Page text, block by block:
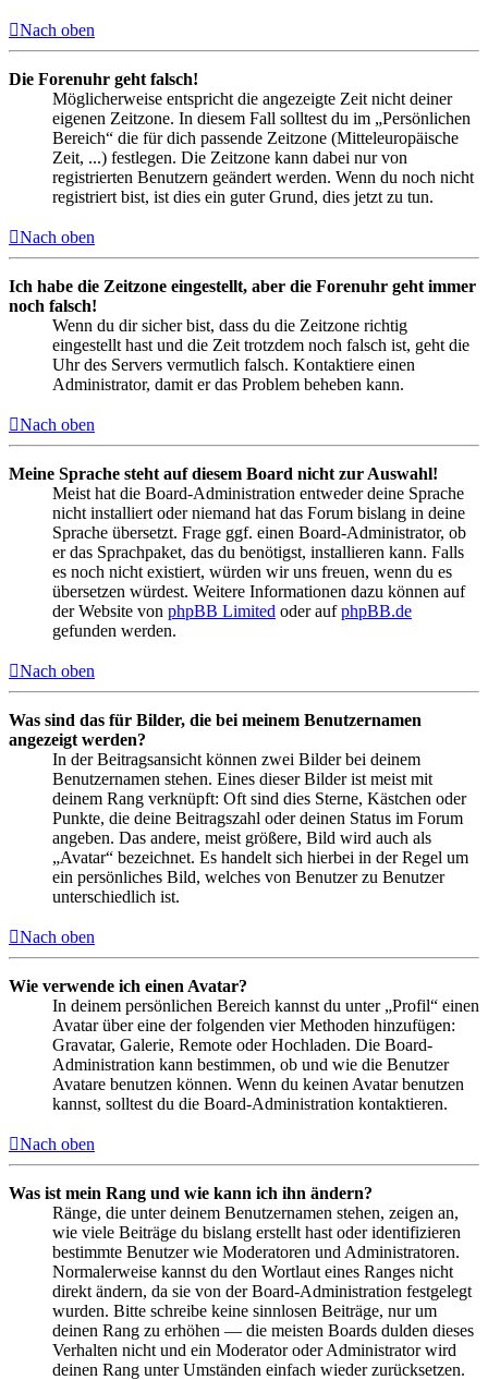
Nach oben
Die Forenuhr geht falsch!
Möglicherweise entspricht die angezeigte Zeit nicht deiner
eigenen Zeitzone. In diesem Fall solltest du im „Persönlichen
Bereich“ die für dich passende Zeitzone (Mitteleuropäische
Zeit, ...) festlegen. Die Zeitzone kann dabei nur von
registrierten Benutzern geändert werden. Wenn du noch nicht
registriert bist, ist dies ein guter Grund, dies jetzt zu tun.
Nach oben
Ich habe die Zeitzone eingestellt, aber die Forenuhr geht immer
noch falsch!
Wenn du dir sicher bist, dass du die Zeitzone richtig
eingestellt hast und die Zeit trotzdem noch falsch ist, geht die
Uhr des Servers vermutlich falsch. Kontaktiere einen
Administrator, damit er das Problem beheben kann.
Nach oben
Meine Sprache steht auf diesem Board nicht zur Auswahl!
Meist hat die Board-Administration entweder deine Sprache
nicht installiert oder niemand hat das Forum bislang in deine
Sprache übersetzt. Frage ggf. einen Board-Administrator, ob
er das Sprachpaket, das du benötigst, installieren kann. Falls
es noch nicht existiert, würden wir uns freuen, wenn du es
übersetzen würdest. Weitere Informationen dazu können auf
der Website von phpBB Limited oder aufphpBB.de
gefunden werden.
Nach oben
Was sind das für Bilder, die bei meinem Benutzernamen
angezeigt werden?
In der Beitragsansicht können zwei Bilder bei deinem
Benutzernamen stehen. Eines dieser Bilder ist meist mit
deinem Rang verknüpft: Oft sind dies Sterne, Kästchen oder
Punkte, die deine Beitragszahl oder deinen Status im Forum
angeben. Das andere, meist größere, Bild wird auch als
„Avatar“ bezeichnet. Es handelt sich hierbei in der Regel um
ein persönliches Bild, welches von Benutzer zu Benutzer
unterschiedlich ist.
Nach oben
Wie verwende ich einen Avatar?
In deinem persönlichen Bereich kannst du unter „Profil“ einen
Avatar über eine der folgenden vier Methoden hinzufügen:
Gravatar, Galerie, Remote oder Hochladen. Die Board-
Administration kann bestimmen, ob und wie die Benutzer
Avatare benutzen können. Wenn du keinen Avatar benutzen
kannst, solltest du die Board-Administration kontaktieren.
Nach oben
Was ist mein Rang und wie kann ich ihn ändern?
Ränge, die unter deinem Benutzernamen stehen, zeigen an,
wie viele Beiträge du bislang erstellt hast oder identifizieren
bestimmte Benutzer wie Moderatoren und Administratoren.
Normalerweise kannst du den Wortlaut eines Ranges nicht
direkt ändern, da sie von der Board-Administration festgelegt
wurden. Bitte schreibe keine sinnlosen Beiträge, nur um
deinen Rang zu erhöhen — die meisten Boards dulden dieses
Verhalten nicht und ein Moderator oder Administrator wird
deinen Rang unter Umständen einfach wieder zurücksetzen.